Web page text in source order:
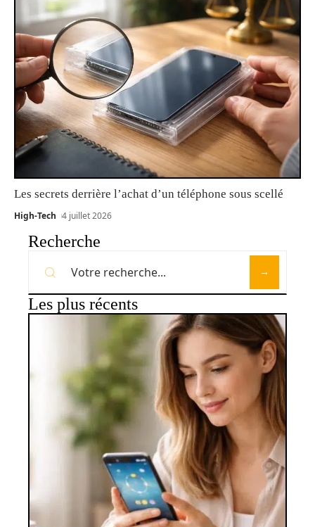
Les secrets derrière l’achat d’un téléphone sous scellé
High-Tech 4 juillet 2026
Recherche
Les plus récents